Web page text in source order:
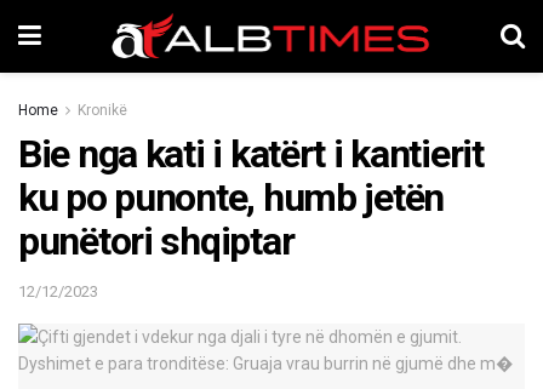
Home Kronikë
Bie nga kati i katërt i kantierit
ku po punonte, humb jetën
punëtori shqiptar
12/12/2023